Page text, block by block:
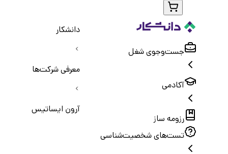
جست‌و‌جوی شغل
آکادمی
رزومه ساز
تست‌های شخصیت‌شناسی
دانشکار
معرفی شرکت‌ها
آرون ایساتیس